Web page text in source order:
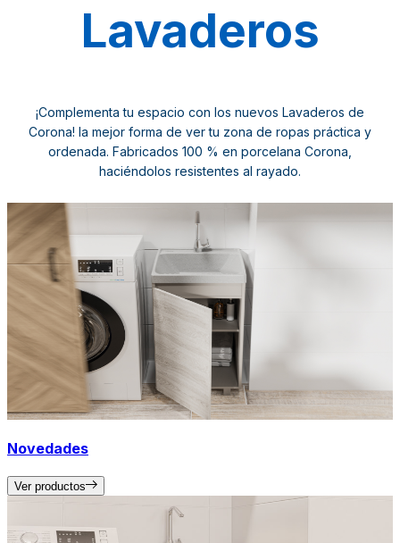
Lavaderos
¡Complementa tu espacio con los nuevos Lavaderos de
Corona! la mejor forma de ver tu zona de ropas práctica y
ordenada. Fabricados 100 % en porcelana Corona,
haciéndolos resistentes al rayado.
Novedades
Ver productos